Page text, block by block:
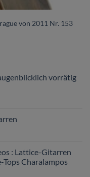
von 2011 Nr. 153
vorrätig
: Lattice-Gitarren
Charalampos